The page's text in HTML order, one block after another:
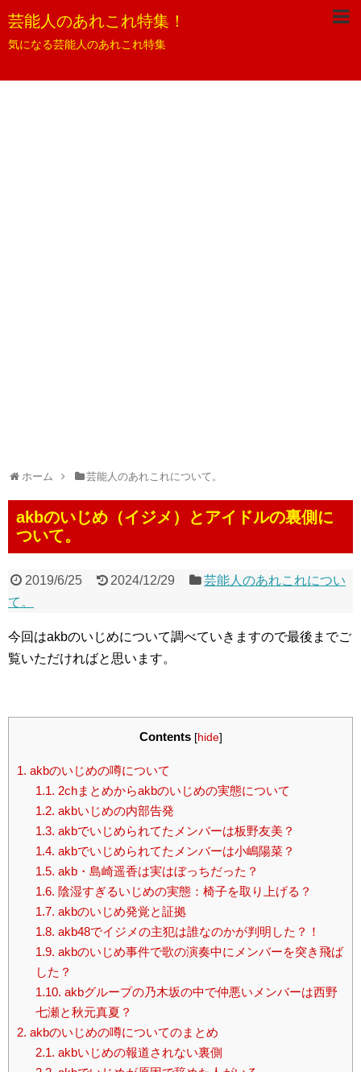
芸能人のあれこれ特集！
気になる芸能人のあれこれ特集
ホーム 芸能人のあれこれについて。
akbのいじめ（イジメ）とアイドルの裏側に
ついて。
2019/6/25 2024/12/29
芸能人のあれこれについ
て。
今回はakbのいじめについて調べていきますので最後までご
覧いただければと思います。
Contents [hide]
1. akbのいじめの噂について
1.1. 2chまとめからakbのいじめの実態について
1.2. akbいじめの内部告発
1.3. akbでいじめられてたメンバーは板野友美？
1.4. akbでいじめられてたメンバーは小嶋陽菜？
1.5. akb・島崎遥香は実はぼっちだった？
1.6. 陰湿すぎるいじめの実態：椅子を取り上げる？
1.7. akbのいじめ発覚と証拠
1.8. akb48でイジメの主犯は誰なのかが判明した？！
1.9. akbのいじめ事件で歌の演奏中にメンバーを突き飛ば
した？
1.10. akbグループの乃木坂の中で仲悪いメンバーは西野
七瀬と秋元真夏？
2. akbのいじめの噂についてのまとめ
2.1. akbいじめの報道されない裏側